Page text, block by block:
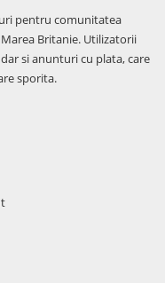
pentru comunitatea
Britanie. Utilizatorii
si anunturi cu plata, care
sporita.